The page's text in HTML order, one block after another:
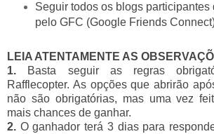
Seguir todos os blogs participantes
pelo GFC (Google Friends
LEIA ATENTAMENTE AS
1. Basta seguir as regras
Rafflecopter. As opções que abrirão
não são obrigatórias, mas uma vez
mais chances de ganhar.
2. O ganhador terá 3 dias para